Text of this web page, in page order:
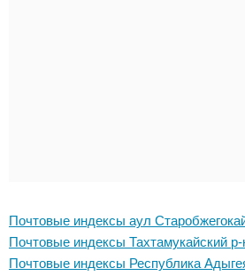
Почтовые индексы аул
Почтовые индексы Тахтамукайский р-
Почтовые индексы Республика